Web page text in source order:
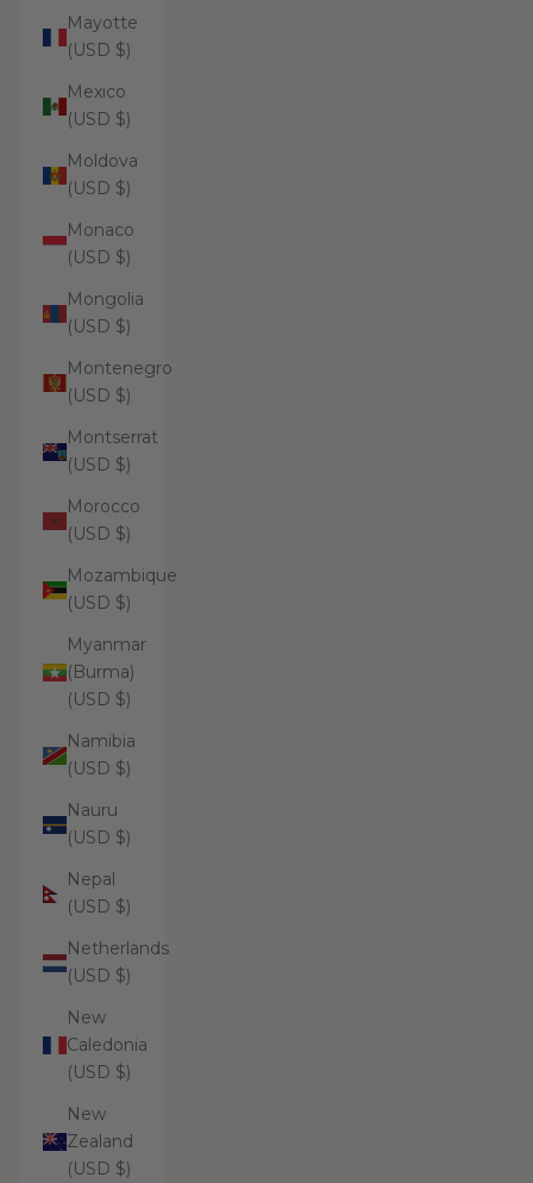
Mayotte
(USD $)
Mexico
(USD $)
Moldova
(USD $)
Monaco
(USD $)
Mongolia
(USD $)
Montenegro
(USD $)
Montserrat
(USD $)
Morocco
(USD $)
Mozambique
(USD $)
Myanmar
(Burma)
(USD $)
Namibia
(USD $)
Nauru
(USD $)
Nepal
(USD $)
Netherlands
(USD $)
New
Caledonia
(USD $)
New
Zealand
(USD $)